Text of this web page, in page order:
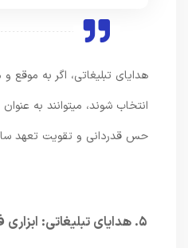
هدایای تبلیغاتی، اگر به موقع
انتخاب شوند، میتوانند به عنوان
حس قدردانی و تقویت تعهد